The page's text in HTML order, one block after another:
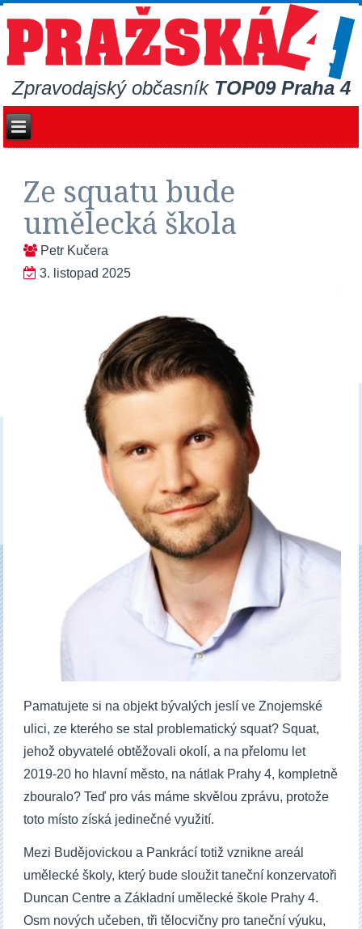
Zpravodajský občasník TOP09 Praha 4
Ze squatu bude
umělecká škola
Petr Kučera
3. listopad 2025
Pamatujete si na objekt bývalých jeslí ve Znojemské
ulici, ze kterého se stal problematický squat? Squat,
jehož obyvatelé obtěžovali okolí, a na přelomu let
2019-20 ho hlavní město, na nátlak Prahy 4, kompletně
zbouralo? Teď pro vás máme skvělou zprávu, protože
toto místo získá jedinečné využití.
Mezi Budějovickou a Pankrácí totiž vznikne areál
umělecké školy, který bude sloužit taneční konzervatoři
Duncan Centre a Základní umělecké škole Prahy 4.
Osm nových učeben, tři tělocvičny pro taneční výuku,